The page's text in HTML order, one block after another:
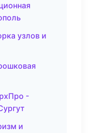
узлов и
-
и